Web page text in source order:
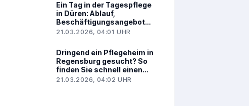
Ein Tag in der Tagespflege
in Düren: Ablauf,
Beschäftigungsangebote
und Vorteile
21.03.2026, 04:01 UHR
Dringend ein Pflegeheim in
Regensburg gesucht? So
finden Sie schnell einen
Kurzzeit- oder
21.03.2026, 04:02 UHR